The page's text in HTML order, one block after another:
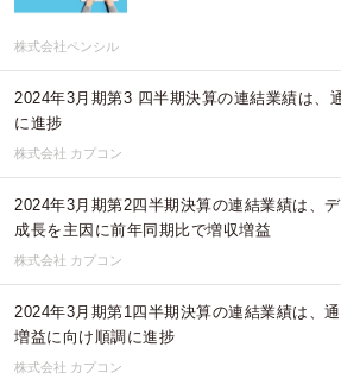
株式会社ペンシル
2024年3月期第3 四半期決算の連結業績は、
に進捗
株式会社 カプコン
2024年3月期第2四半期決算の連結業績は、
成長を主因に前年同期比で増収増益
株式会社 カプコン
2024年3月期第1四半期決算の連結業績は、
増益に向け順調に進捗
株式会社 カプコン